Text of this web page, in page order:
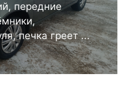
передние
печка греет ...